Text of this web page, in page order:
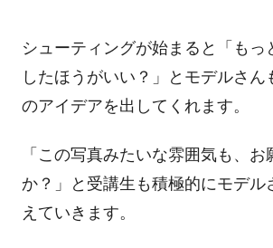
シューティングが始まると「もっ
したほうがいい？」とモデルさん
のアイデアを出してくれます。
「この写真みたいな雰囲気も、お
か？」と受講生も積極的にモデル
えていきます。